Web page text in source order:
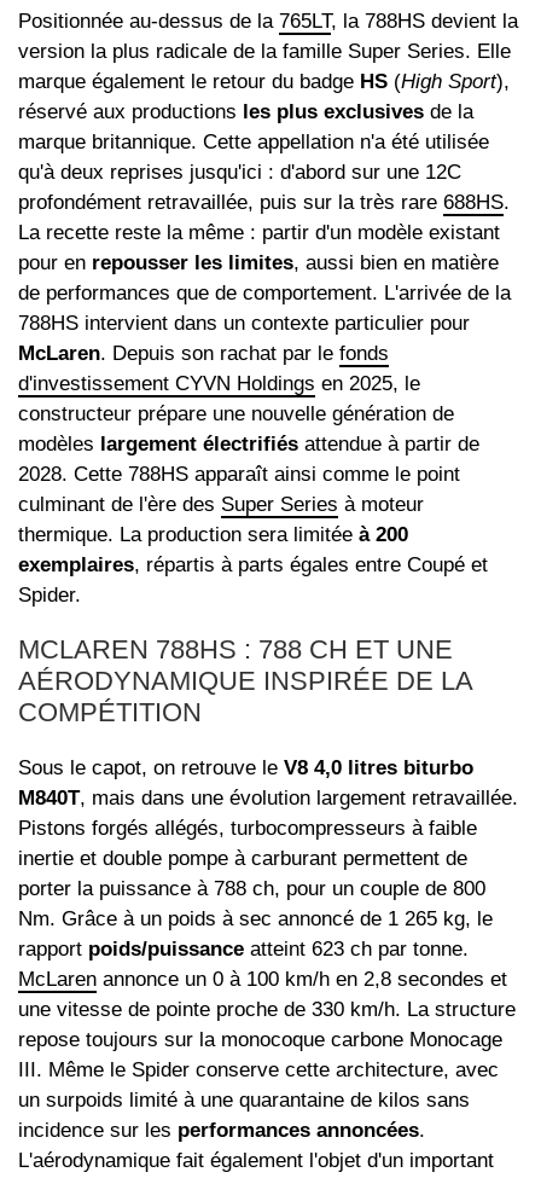
Positionnée au-dessus de la 765LT, la 788HS devient la
version la plus radicale de la famille Super Series. Elle
marque également le retour du badge HS (High Sport),
réservé aux productions les plus exclusives de la
marque britannique. Cette appellation n'a été utilisée
qu'à deux reprises jusqu'ici : d'abord sur une 12C
profondément retravaillée, puis sur la très rare 688HS.
La recette reste la même : partir d'un modèle existant
pour en repousser les limites, aussi bien en matière
de performances que de comportement. L'arrivée de la
788HS intervient dans un contexte particulier pour
McLaren. Depuis son rachat par le fonds
d'investissement CYVN Holdings en 2025, le
constructeur prépare une nouvelle génération de
modèles largement électrifiés attendue à partir de
2028. Cette 788HS apparaît ainsi comme le point
culminant de l'ère des Super Series à moteur
thermique. La production sera limitée à 200
exemplaires, répartis à parts égales entre Coupé et
Spider.
MCLAREN 788HS : 788 CH ET UNE
AÉRODYNAMIQUE INSPIRÉE DE LA
COMPÉTITION
Sous le capot, on retrouve le V8 4,0 litres biturbo
M840T, mais dans une évolution largement retravaillée.
Pistons forgés allégés, turbocompresseurs à faible
inertie et double pompe à carburant permettent de
porter la puissance à 788 ch, pour un couple de 800
Nm. Grâce à un poids à sec annoncé de 1 265 kg, le
rapport poids/puissance atteint 623 ch par tonne.
McLaren annonce un 0 à 100 km/h en 2,8 secondes et
une vitesse de pointe proche de 330 km/h. La structure
repose toujours sur la monocoque carbone Monocage
III. Même le Spider conserve cette architecture, avec
un surpoids limité à une quarantaine de kilos sans
incidence sur les performances annoncées.
L'aérodynamique fait également l'objet d'un important